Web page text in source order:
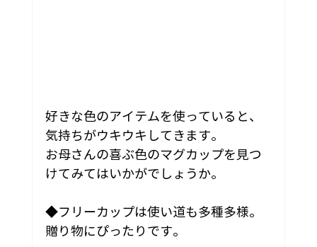
好きな色のアイテムを使っていると、
気持ちがウキウキしてきます。
お母さんの喜ぶ色のマグカップを見つ
けてみてはいかがでしょうか。
◆フリーカップは使い道も多種多様。
贈り物にぴったりです。